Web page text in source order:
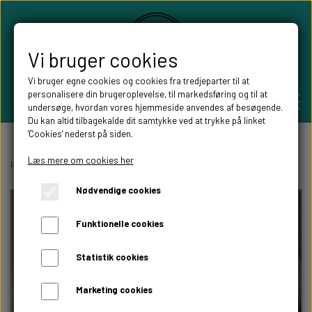
PERSONLIGE GAVER
BRYLLUPS GAVER
DÅBSGAVER/ NAVNGIVNING
SKILTE TIL FESTEN
WILLOW TREE FIGURER
WILLOW TREE BRYLLUPS FIGURER
Forside Pynt til festen Bordkort
Vi bruger cookies
Vi bruger egne cookies og cookies fra tredjeparter til at
personalisere din brugeroplevelse, til markedsføring og til at
undersøge, hvordan vores hjemmeside anvendes af besøgende.
Du kan altid tilbagekalde dit samtykke ved at trykke på linket
'Cookies' nederst på siden.
Læs mere om cookies her
Nødvendige cookies
Funktionelle cookies
Statistik cookies
Marketing cookies